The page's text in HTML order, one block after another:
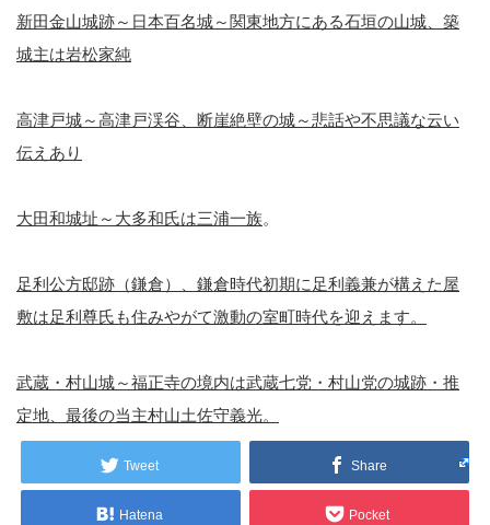
新田金山城跡～日本百名城～関東地方にある石垣の山城、築
城主は岩松家純
高津戸城～高津戸渓谷、断崖絶壁の城～悲話や不思議な云い
伝えあり
大田和城址～大多和氏は三浦一族。
足利公方邸跡（鎌倉）、鎌倉時代初期に足利義兼が構えた屋
敷は足利尊氏も住みやがて激動の室町時代を迎えます。
武蔵・村山城～福正寺の境内は武蔵七党・村山党の城跡・推
定地、最後の当主村山土佐守義光。
Tweet Share
Hatena Pocket